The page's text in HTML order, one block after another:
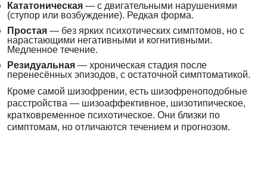
Кататоническая — с двигательными нарушениями
(ступор или возбуждение). Редкая форма.
Простая — без ярких психотических симптомов, но с
нарастающими негативными и когнитивными.
Медленное течение.
Резидуальная — хроническая стадия после
перенесённых эпизодов, с остаточной симптоматикой.
Кроме самой шизофрении, есть шизофреноподобные
расстройства — шизоаффективное, шизотипическое,
кратковременное психотическое. Они близки по
симптомам, но отличаются течением и прогнозом.